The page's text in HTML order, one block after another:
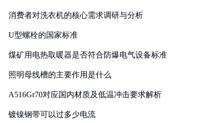
消费者对洗衣机的核心需求调研与分析
U型螺栓的国家标准
煤矿用电热取暖器是否符合防爆电气设备标准
照明母线槽的主要作用是什么
A516Gr70对应国内材质及低温冲击要求解析
镀镍钢带可以过多少电流